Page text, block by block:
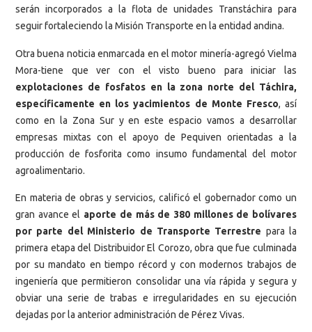
serán incorporados a la flota de unidades Transtáchira para
seguir fortaleciendo la Misión Transporte en la entidad andina.
Otra buena noticia enmarcada en el motor minería-agregó Vielma
Mora-tiene que ver con el visto bueno para iniciar las
explotaciones de fosfatos en la zona norte del Táchira,
específicamente en los yacimientos de Monte Fresco, así
como en la Zona Sur y en este espacio vamos a desarrollar
empresas mixtas con el apoyo de Pequiven orientadas a la
producción de fosforita como insumo fundamental del motor
agroalimentario.
En materia de obras y servicios, calificó el gobernador como un
gran avance el aporte de más de 380 millones de bolívares
por parte del Ministerio de Transporte Terrestre para la
primera etapa del Distribuidor El Corozo, obra que fue culminada
por su mandato en tiempo récord y con modernos trabajos de
ingeniería que permitieron consolidar una vía rápida y segura y
obviar una serie de trabas e irregularidades en su ejecución
dejadas por la anterior administración de Pérez Vivas.